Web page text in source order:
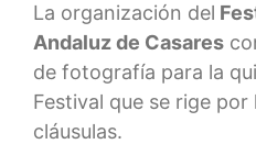
La organización del
Andaluz de Casares
de fotografía para la
Festival que se rige por
cláusulas.